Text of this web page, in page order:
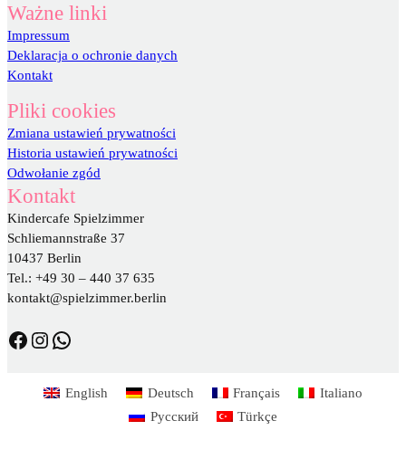
Ważne linki
Impressum
Deklaracja o ochronie danych
Kontakt
Pliki cookies
Zmiana ustawień prywatności
Historia ustawień prywatności
Odwołanie zgód
Kontakt
Kindercafe Spielzimmer
Schliemannstraße 37
10437 Berlin
Tel.: +49 30 – 440 37 635
kontakt@spielzimmer.berlin
https://www.facebook.com/DasSpielzimmer/ https://www.instagram.com/spielzimmer.berlin/ WhatsApp
English Deutsch Français
Italiano
Русский
Türkçe